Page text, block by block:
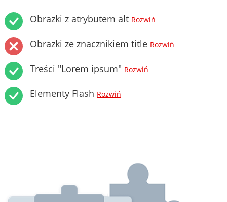
Obrazki z atrybutem alt Rozwiń
Obrazki ze znacznikiem title Rozwiń
Treści "Lorem ipsum" Rozwiń
Elementy Flash Rozwiń